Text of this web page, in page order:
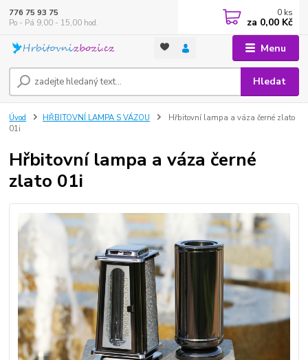
Menu
Hledat
776 75 93 75
Po - Pá 9,00 - 15,00 hod.
0 ks
za 0,00 Kč
Úvod HŘBITOVNÍ LAMPA S VÁZOU
Hřbitovní lampa a váza černé zlato
01i
Hřbitovní lampa a váza černé
zlato 01i